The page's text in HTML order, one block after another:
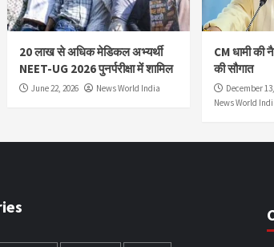
20 लाख से अधिक मेडिकल अभ्यर्थी
NEET-UG 2026 पुनर्परीक्षा में शामिल
June 22, 2026 News World India
CM धामी की
की सौगात
December
News World